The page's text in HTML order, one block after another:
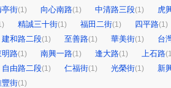
亭街(1) 向心南路(1) 中清路三段(1)
虎
精誠三十街(1) 福田二街(1) 四平路(1)
建和路二段(1) 至善路(1) 華美街(1)
台
明路(1) 南興一路(1) 逢大路(1) 上石路
自由路二段(1) 仁福街(1) 光榮街(1)
新
豐街(1)